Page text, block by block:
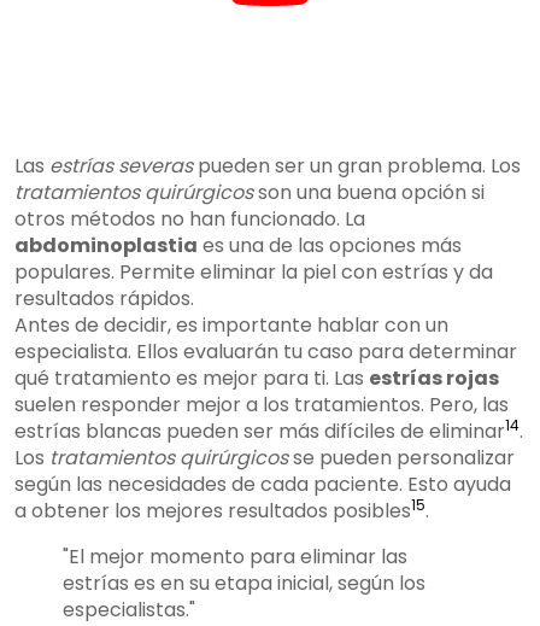
Las estrías severaspueden ser un gran problema. Los
tratamientos quirúrgicosson una buena opción si
otros métodos no han funcionado. La
abdominoplastia es una de las opciones más
populares. Permite eliminar la piel con estrías y da
resultados rápidos.
Antes de decidir, es importante hablar con un
especialista. Ellos evaluarán tu caso para determinar
qué tratamiento es mejor para ti. Las estrías rojas
suelen responder mejor a los tratamientos. Pero, las
estrías blancas pueden ser más difíciles de eliminar14.
Los tratamientos quirúrgicosse pueden personalizar
según las necesidades de cada paciente. Esto ayuda
a obtener los mejores resultados posibles15.
"El mejor momento para eliminar las
estrías es en su etapa inicial, según los
especialistas."